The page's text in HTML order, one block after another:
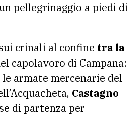
pellegrinaggio a piedi di
crinali al confine tra la
capolavoro di Campana:
armate mercenarie del
Castagno
di partenza per